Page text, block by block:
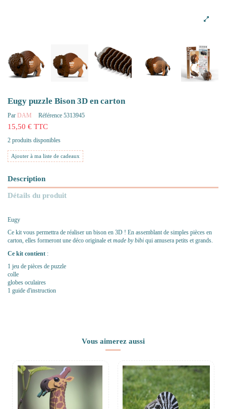
Eugy puzzle Bison 3D en carton
Par DAM Référence 5313945
15,50 € TTC
2 produits disponibles
Ajouter à ma liste de cadeaux
Description
Détails du produit
Eugy
Ce kit vous permettra de réaliser un bison en 3D ! En assemblant de simples pièces en
carton, elles formeront une déco originale etmade by bibi qui amusera petits et grands.
Ce kit contient :
1 jeu de pièces de puzzle
colle
globes oculaires
1 guide d'instruction
Vous aimerez aussi